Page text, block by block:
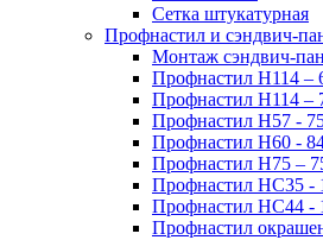
Сетка штукатурная
Профнастил и сэндвич-
Монтаж сэндвич-
Профнастил Н114 –
Профнастил Н114 –
Профнастил Н57 -
Профнастил Н60 -
Профнастил Н75 –
Профнастил НС35 -
Профнастил НС44 -
Профнастил